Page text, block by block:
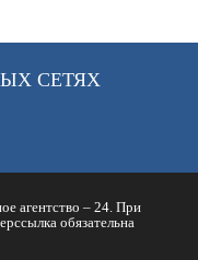
СЕТЯХ
агентство – 24. При
обязательна